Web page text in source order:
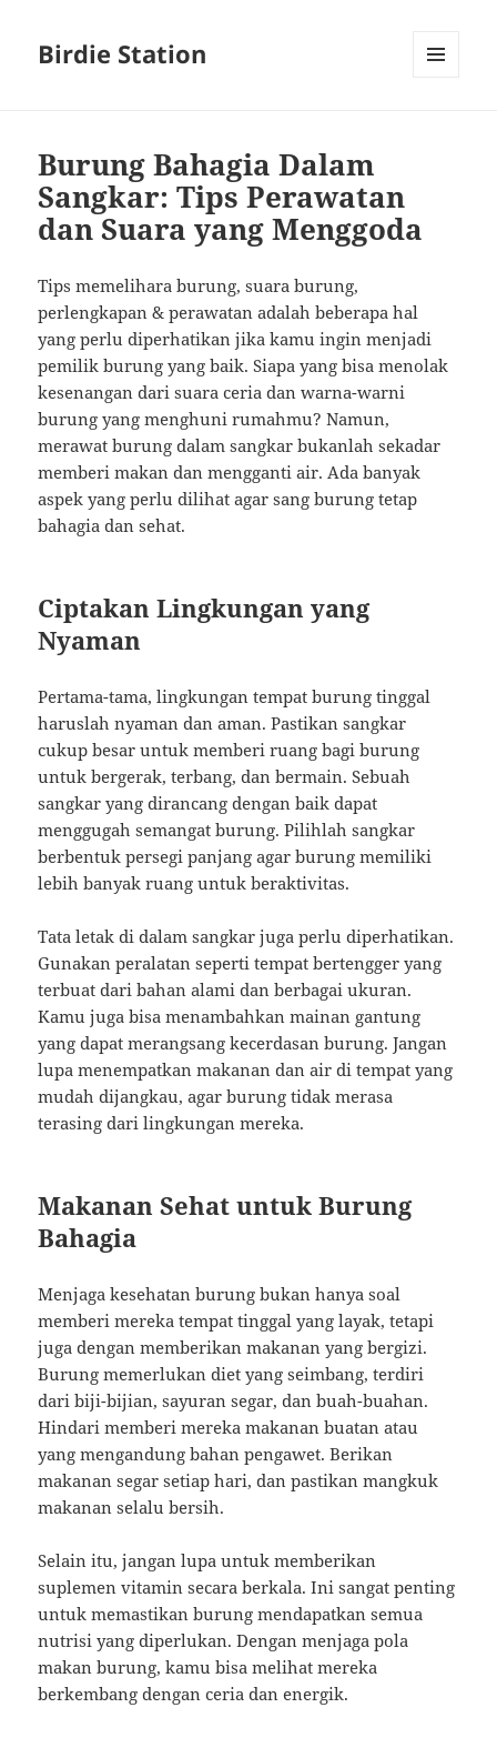
Birdie Station
Burung Bahagia Dalam
Sangkar: Tips Perawatan
dan Suara yang Menggoda
Tips memelihara burung, suara burung,
perlengkapan & perawatan adalah beberapa hal
yang perlu diperhatikan jika kamu ingin menjadi
pemilik burung yang baik. Siapa yang bisa menolak
kesenangan dari suara ceria dan warna-warni
burung yang menghuni rumahmu? Namun,
merawat burung dalam sangkar bukanlah sekadar
memberi makan dan mengganti air. Ada banyak
aspek yang perlu dilihat agar sang burung tetap
bahagia dan sehat.
Ciptakan Lingkungan yang
Nyaman
Pertama-tama, lingkungan tempat burung tinggal
haruslah nyaman dan aman. Pastikan sangkar
cukup besar untuk memberi ruang bagi burung
untuk bergerak, terbang, dan bermain. Sebuah
sangkar yang dirancang dengan baik dapat
menggugah semangat burung. Pilihlah sangkar
berbentuk persegi panjang agar burung memiliki
lebih banyak ruang untuk beraktivitas.
Tata letak di dalam sangkar juga perlu diperhatikan.
Gunakan peralatan seperti tempat bertengger yang
terbuat dari bahan alami dan berbagai ukuran.
Kamu juga bisa menambahkan mainan gantung
yang dapat merangsang kecerdasan burung. Jangan
lupa menempatkan makanan dan air di tempat yang
mudah dijangkau, agar burung tidak merasa
terasing dari lingkungan mereka.
Makanan Sehat untuk Burung
Bahagia
Menjaga kesehatan burung bukan hanya soal
memberi mereka tempat tinggal yang layak, tetapi
juga dengan memberikan makanan yang bergizi.
Burung memerlukan diet yang seimbang, terdiri
dari biji-bijian, sayuran segar, dan buah-buahan.
Hindari memberi mereka makanan buatan atau
yang mengandung bahan pengawet. Berikan
makanan segar setiap hari, dan pastikan mangkuk
makanan selalu bersih.
Selain itu, jangan lupa untuk memberikan
suplemen vitamin secara berkala. Ini sangat penting
untuk memastikan burung mendapatkan semua
nutrisi yang diperlukan. Dengan menjaga pola
makan burung, kamu bisa melihat mereka
berkembang dengan ceria dan energik.